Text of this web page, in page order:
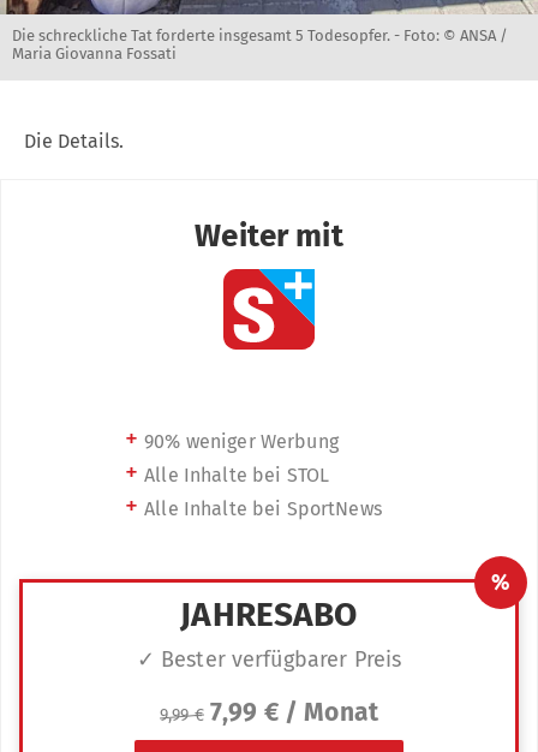
Die schreckliche Tat forderte insgesamt 5 Todesopfer. - Foto: © ANSA /
Maria Giovanna Fossati
Die Details.